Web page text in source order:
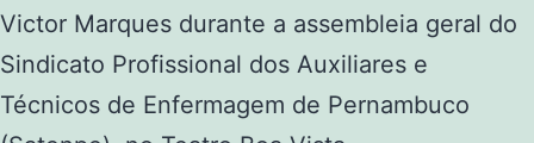
Victor Marques durante a assembleia geral do
Sindicato Profissional dos Auxiliares e
Técnicos de Enfermagem de Pernambuco